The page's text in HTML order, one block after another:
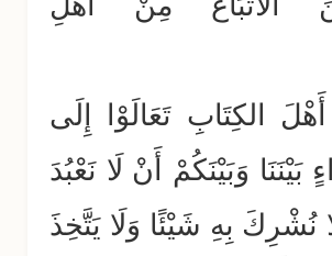
الكِتَابِ تَعَالَوْا إِلَى
وَبَيْنَكُمْ أَنْ لَا نَعْبُدَ
نُشْرِكَ بِهِ شَيْئًا وَلَا يَتَّخِذَ